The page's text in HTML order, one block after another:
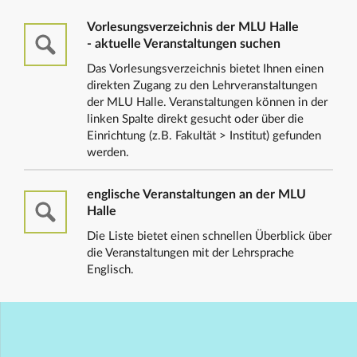
Vorlesungsverzeichnis der MLU Halle
- aktuelle Veranstaltungen suchen
Das Vorlesungsverzeichnis bietet Ihnen einen
direkten Zugang zu den Lehrveranstaltungen
der MLU Halle. Veranstaltungen können in der
linken Spalte direkt gesucht oder über die
Einrichtung (z.B. Fakultät > Institut) gefunden
werden.
englische Veranstaltungen an der MLU
Halle
Die Liste bietet einen schnellen Überblick über
die Veranstaltungen mit der Lehrsprache
Englisch.